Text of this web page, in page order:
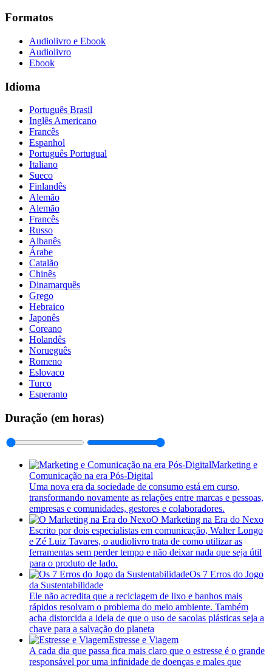
Formatos
Audiolivro e Ebook
Audiolivro
Ebook
Idioma
Português Brasil
Inglês Americano
Francês
Espanhol
Português Portugual
Italiano
Sueco
Finlandês
Alemão
Alemão
Francês
Russo
Albanês
Árabe
Catalão
Chinês
Dinamarquês
Grego
Hebraico
Japonês
Coreano
Holandês
Norueguês
Romeno
Eslovaco
Turco
Esperanto
Duração (em horas)
Marketing e
Comunicação na era Pós-Digital
Uma nova era da sociedade de consumo está em curso,
transformando novamente as relações entre marcas e pessoas,
empresas e comunidades, gestores e colaboradores.
O Marketing na Era do Nexo
Escrito por dois especialistas em comunicação, Walter Longo
e Zé Luiz Tavares, o audiolivro trata de como utilizar as
ferramentas sem perder tempo e não deixar nada que seja útil
para o produto de lado.
Os 7 Erros do Jogo
da Sustentabilidade
Ele não acredita que a reciclagem de lixo e banhos mais
rápidos resolvam o problema do meio ambiente. Também
acha distorcida a ideia de que o uso de sacolas plásticas seja a
chave para a salvação do planeta
Estresse e Viagem
A cada dia que passa fica mais claro que o estresse é o grande
responsável por uma infinidade de doenças e males que